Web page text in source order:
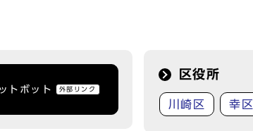
トボット 外部リンク
区役所
川崎区 幸区